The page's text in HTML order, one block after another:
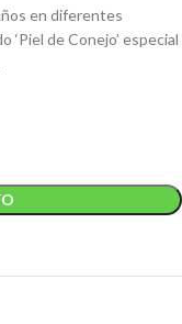
en diferentes
de Conejo’ especial